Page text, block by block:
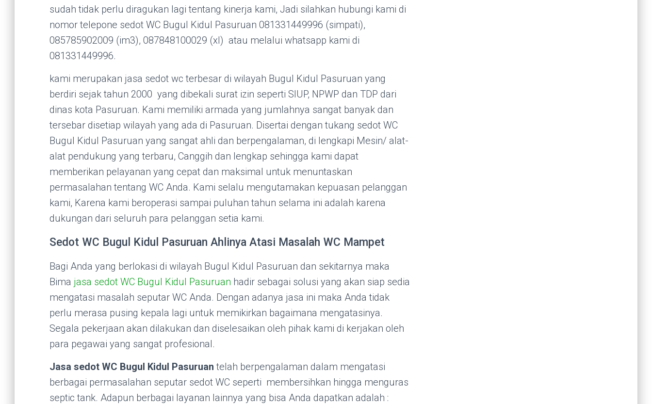
sudah tidak perlu diragukan lagi tentang kinerja kami, Jadi silahkan hubungi kami di
nomor telepone sedot WC Bugul Kidul Pasuruan 081331449996 (simpati),
085785902009 (im3), 087848100029 (xl) atau melalui whatsapp kami di
081331449996.
kami merupakan jasa sedot wc terbesar di wilayah Bugul Kidul Pasuruan yang
berdiri sejak tahun 2000 yang dibekali surat izin seperti SIUP, NPWP dan TDP dari
dinas kota Pasuruan. Kami memiliki armada yang jumlahnya sangat banyak dan
tersebar disetiap wilayah yang ada di Pasuruan. Disertai dengan tukang sedot WC
Bugul Kidul Pasuruan yang sangat ahli dan berpengalaman, di lengkapi Mesin/ alat-
alat pendukung yang terbaru, Canggih dan lengkap sehingga kami dapat
memberikan pelayanan yang cepat dan maksimal untuk menuntaskan
permasalahan tentang WC Anda. Kami selalu mengutamakan kepuasan pelanggan
kami, Karena kami beroperasi sampai puluhan tahun selama ini adalah karena
dukungan dari seluruh para pelanggan setia kami.
Sedot WC Bugul Kidul Pasuruan Ahlinya Atasi Masalah WC Mampet
Bagi Anda yang berlokasi di wilayah Bugul Kidul Pasuruan dan sekitarnya maka
Bima jasa sedot WC Bugul Kidul Pasuruan hadir sebagai solusi yang akan siap sedia
mengatasi masalah seputar WC Anda. Dengan adanya jasa ini maka Anda tidak
perlu merasa pusing kepala lagi untuk memikirkan bagaimana mengatasinya.
Segala pekerjaan akan dilakukan dan diselesaikan oleh pihak kami di kerjakan oleh
para pegawai yang sangat profesional.
Jasa sedot WC Bugul Kidul Pasuruan telah berpengalaman dalam mengatasi
berbagai permasalahan seputar sedot WC seperti membersihkan hingga menguras
septic tank. Adapun berbagai layanan lainnya yang bisa Anda dapatkan adalah :